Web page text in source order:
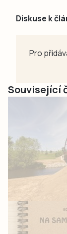
Diskuse k
Pro
Související